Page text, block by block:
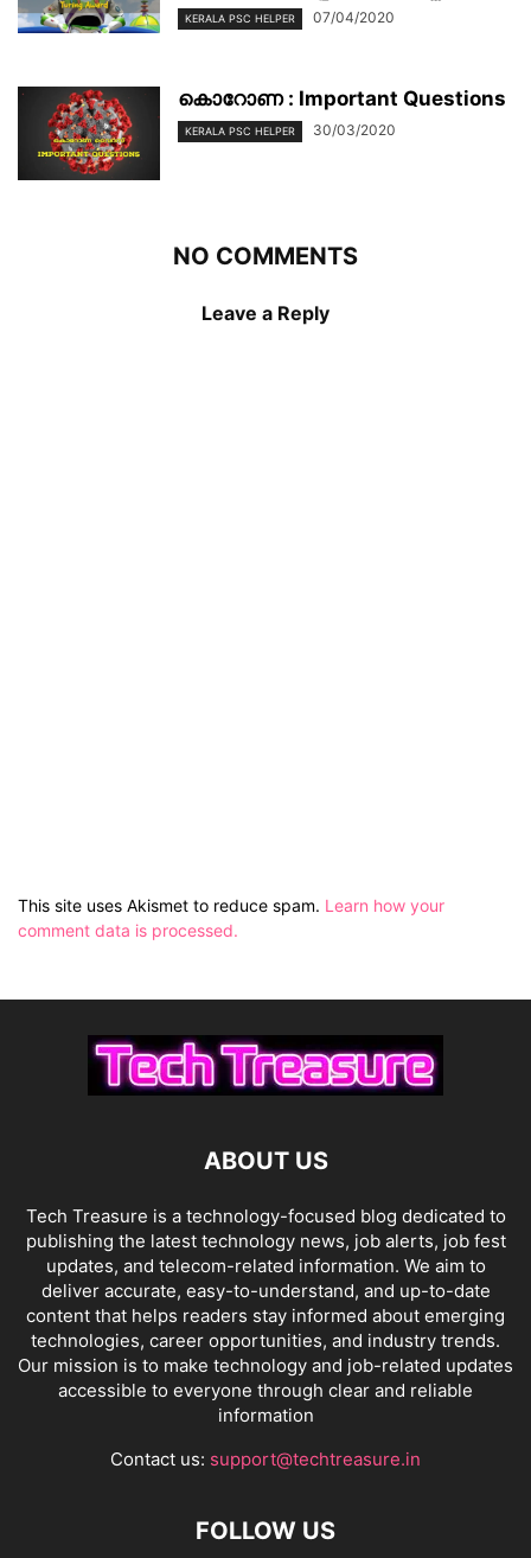
KERALA PSC HELPER 07/04/2020
കൊറോണ : Important Questions
KERALA PSC HELPER 30/03/2020
NO COMMENTS
Leave a Reply
This site uses Akismet to reduce spam. Learn how your
comment data is processed.
ABOUT US
Tech Treasure is a technology-focused blog dedicated to
publishing the latest technology news, job alerts, job fest
updates, and telecom-related information. We aim to
deliver accurate, easy-to-understand, and up-to-date
content that helps readers stay informed about emerging
technologies, career opportunities, and industry trends.
Our mission is to make technology and job-related updates
accessible to everyone through clear and reliable
information
Contact us: support@techtreasure.in
FOLLOW US